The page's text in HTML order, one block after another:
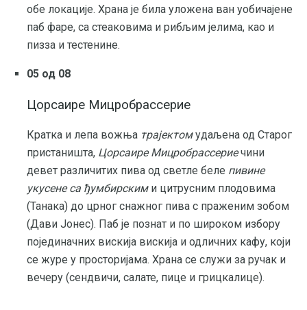
обе локације. Храна је била уложена ван уобичајене
паб фаре, са стеаковима и рибљим јелима, као и
пизза и тестенине.
05 од 08
Цорсаире Мицробрассерие
Кратка и лепа вожња трајектомудаљена од Старог
пристаништа, Цорсаире Мицробрассериечини
девет различитих пива од светле беле пивине
укусене са ђумбирскими цитрусним плодовима
(Танака) до црног снажног пива с праженим зобом
(Дави Јонес). Паб је познат и по широком избору
појединачних вискија вискија и одличних кафу, који
се журе у просторијама. Храна се служи за ручак и
вечеру (сендвичи, салате, пице и грицкалице).